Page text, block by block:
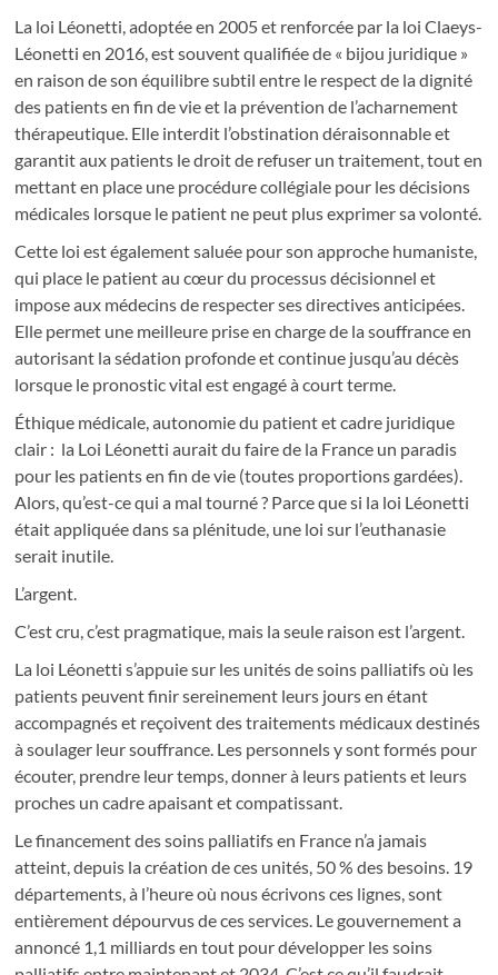
La loi Léonetti, adoptée en 2005 et renforcée par la loi Claeys-
Léonetti en 2016, est souvent qualifiée de « bijou juridique »
en raison de son équilibre subtil entre le respect de la dignité
des patients en fin de vie et la prévention de l’acharnement
thérapeutique. Elle interdit l’obstination déraisonnable et
garantit aux patients le droit de refuser un traitement, tout en
mettant en place une procédure collégiale pour les décisions
médicales lorsque le patient ne peut plus exprimer sa volonté.
Cette loi est également saluée pour son approche humaniste,
qui place le patient au cœur du processus décisionnel et
impose aux médecins de respecter ses directives anticipées.
Elle permet une meilleure prise en charge de la souffrance en
autorisant la sédation profonde et continue jusqu’au décès
lorsque le pronostic vital est engagé à court terme.
Éthique médicale, autonomie du patient et cadre juridique
clair : la Loi Léonetti aurait du faire de la France un paradis
pour les patients en fin de vie (toutes proportions gardées).
Alors, qu’est-ce qui a mal tourné ? Parce que si la loi Léonetti
était appliquée dans sa plénitude, une loi sur l’euthanasie
serait inutile.
L’argent.
C’est cru, c’est pragmatique, mais la seule raison est l’argent.
La loi Léonetti s’appuie sur les unités de soins palliatifs où les
patients peuvent finir sereinement leurs jours en étant
accompagnés et reçoivent des traitements médicaux destinés
à soulager leur souffrance. Les personnels y sont formés pour
écouter, prendre leur temps, donner à leurs patients et leurs
proches un cadre apaisant et compatissant.
Le financement des soins palliatifs en France n’a jamais
atteint, depuis la création de ces unités, 50 % des besoins. 19
départements, à l’heure où nous écrivons ces lignes, sont
entièrement dépourvus de ces services. Le gouvernement a
annoncé 1,1 milliards en tout pour développer les soins